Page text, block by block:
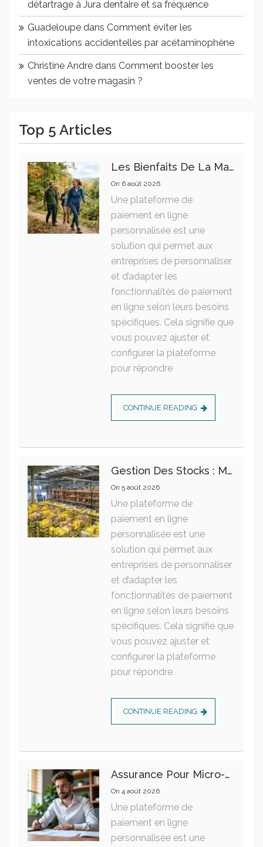
détartrage à Jura dentaire et sa fréquence
Guadeloupe dans Comment éviter les
intoxications accidentelles par acétaminophène
Christine Andre dans Comment booster les
ventes de votre magasin ?
Top 5 Articles
Les Bienfaits De La Marche Sur La Santé Physique Et Mentale
On 6 août 2026
Une plateforme de
paiement en ligne
personnalisée est une
solution qui permet aux
entreprises de personnaliser
et d’adapter les
fonctionnalités de paiement
en ligne selon leurs besoins
spécifiques. Cela signifie que
vous pouvez ajuster et
configurer la plateforme
pour répondre
CONTINUE READING
Gestion Des Stocks : Meilleures Pratiques Intralogistiques
On 5 août 2026
Une plateforme de
paiement en ligne
personnalisée est une
solution qui permet aux
entreprises de personnaliser
et d’adapter les
fonctionnalités de paiement
en ligne selon leurs besoins
spécifiques. Cela signifie que
vous pouvez ajuster et
configurer la plateforme
pour répondre
CONTINUE READING
Assurance Pour Micro-Entrepreneur : Les Garanties Essentielles À Connaître
On 4 août 2026
Une plateforme de
paiement en ligne
personnalisée est une